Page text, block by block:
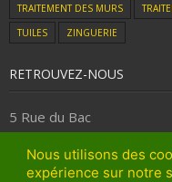
TRAITEMENT DES MURS
TUILES
ZINGUERIE
RETROUVEZ-NOUS
5 Rue du Bac
Nous utilisons des
expérience sur notre